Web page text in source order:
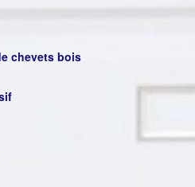
chevets bois